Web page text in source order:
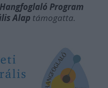
Hangfoglaló Program
Alap támogatta.